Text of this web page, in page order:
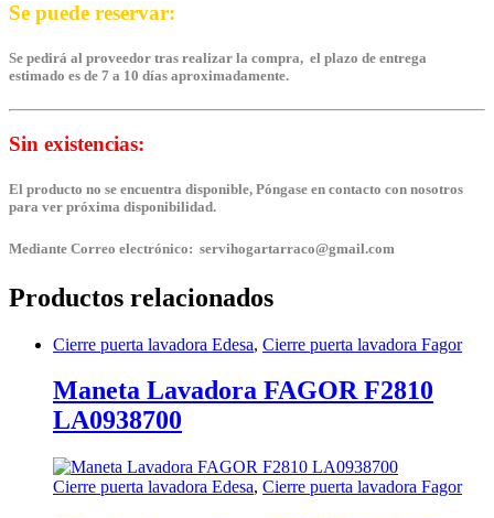
Se puede reservar:
Se pedirá al proveedor tras realizar la compra, el plazo de entrega
estimado es de 7 a 10 días aproximadamente.
Sin existencias:
El producto no se encuentra disponible, Póngase en contacto con nosotros
para ver próxima disponibilidad.
Mediante Correo electrónico: servihogartarraco@gmail.com
Productos relacionados
Cierre puerta lavadora Edesa, Cierre puerta lavadora Fagor
Maneta Lavadora FAGOR F2810
LA0938700
Cierre puerta lavadora Edesa, Cierre puerta lavadora Fagor